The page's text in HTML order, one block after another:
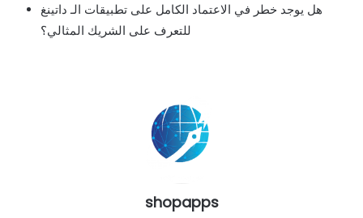
هل يوجد خطر في الاعتماد الكامل على تطبيقات الـ داتينغ
للتعرف على الشريك المثالي؟
shopapps